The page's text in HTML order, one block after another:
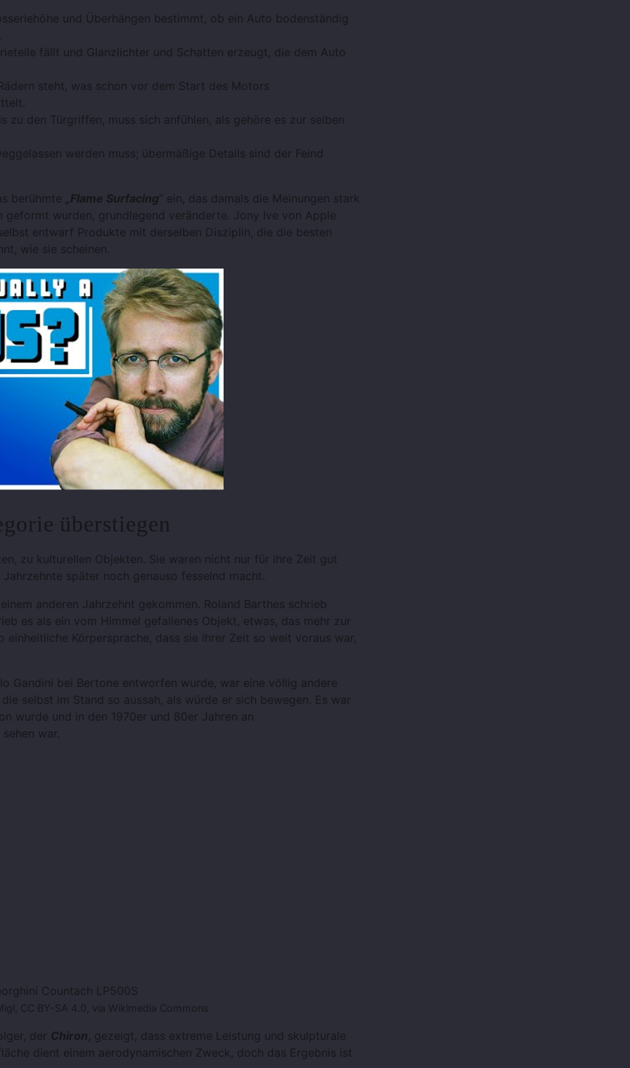
und Überhängen bestimmt, ob ein Auto bodenständig
fällt und Glanzlichter und Schatten erzeugt, die dem Auto
steht, was schon vor dem Start des Motors
zu den Türgriffen, muss sich anfühlen, als gehöre es zur selben
werden muss; übermäßige Details sind der Feind
berühmte „Flame Surfacing“ ein, das damals die Meinungen stark
wurden, grundlegend veränderte. Jony Ive von Apple
entwarf Produkte mit derselben Disziplin, die die besten
wie sie scheinen.
überstiegen
zu kulturellen Objekten. Sie waren nicht nur für ihre Zeit gut
später noch genauso fesselnd macht.
anderen Jahrzehnt gekommen. Roland Barthes schrieb
es als ein vom Himmel gefallenes Objekt, etwas, das mehr zur
Körpersprache, dass sie ihrer Zeit so weit voraus war,
Gandini bei Bertone entworfen wurde, war eine völlig andere
selbst im Stand so aussah, als würde er sich bewegen. Es war
wurde und in den 1970er und 80er Jahren an
war.
Countach LP500S
CC BY-SA 4.0, via Wikimedia Commons
der Chiron, gezeigt, dass extreme Leistung und skulpturale
dient einem aerodynamischen Zweck, doch das Ergebnis ist